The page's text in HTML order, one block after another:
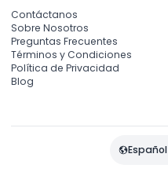
Contáctanos
Sobre Nosotros
Preguntas Frecuentes
Términos y Condiciones
Política de Privacidad
Blog
Español